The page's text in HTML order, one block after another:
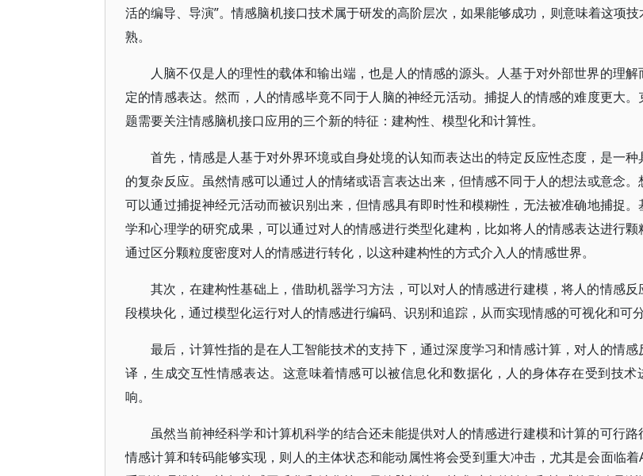
活的编导、导演”。情感脑机接口技术属于研发的高阶层次，如果能够成功，则意味着这项
熟。
人脑不仅是人的理性的载体和输出端，也是人的情感的源头。人基于对外部世界的理解
定的情感表达。然而，人的情感毕竟不同于人脑的神经元活动。捕捉人的情感的难度更大。
题需要关注情感脑机接口应用的三个新的特征：建构性、模型化和计算性。
首先，情感是人基于对外界环境或自身处境的认知而表达出的特定反应性态度，是一种
的复杂反应。虽然情感可以通过人的情绪或语言表达出来，但情感不同于人的想法或意念。
可以通过捕捉神经元活动而被识别出来，但情感具有即时性和模糊性，无法被准确地捕捉。
学和心理学的研究成果，可以通过对人的情感进行类型化建构，比如将人的情感表达进行颗
通过区分颗粒度密度对人的情感进行转化，以这种建构性的方式介入人的情感世界。
其次，在建构性基础上，借助机器学习方法，可以对人的情感进行建模，将人的情感反
段模块化，通过模型化运行对人的情感进行编码、识别和追踪，从而实现情感的可视化和可分
最后，计算性指的是在人工智能技术的支持下，通过深度学习和情感计算，对人的情感
译，生成交互性情感表达。这意味着情感可以被信息化和数据化，人的身体存在受到技术
响。
虽然当前神经科学和计算机科学的结合还未能提供对人的情感进行建模和计算的可行路
情感计算和转码能够实现，则人的主体状态和能动属性将会受到重大冲击，尤其是会面临着